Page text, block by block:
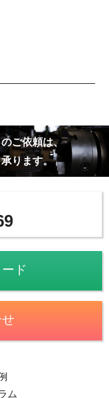
ご依頼は、
ります。
ド
ム